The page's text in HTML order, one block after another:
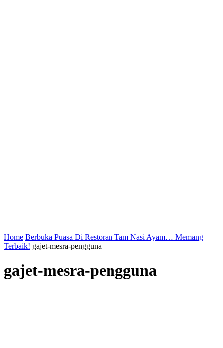
Home Berbuka Puasa Di Restoran Tam Nasi Ayam… Memang
Terbaik! gajet-mesra-pengguna
gajet-mesra-pengguna